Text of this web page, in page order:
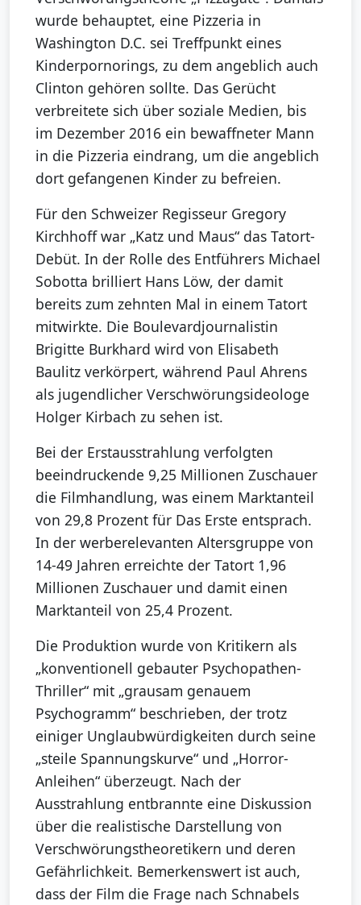
wurde behauptet, eine Pizzeria in
Washington D.C. sei Treffpunkt eines
Kinderpornorings, zu dem angeblich auch
Clinton gehören sollte. Das Gerücht
verbreitete sich über soziale Medien, bis
im Dezember 2016 ein bewaffneter Mann
in die Pizzeria eindrang, um die angeblich
dort gefangenen Kinder zu befreien.
Für den Schweizer Regisseur Gregory
Kirchhoff war „Katz und Maus“ das Tatort-
Debüt. In der Rolle des Entführers Michael
Sobotta brilliert Hans Löw, der damit
bereits zum zehnten Mal in einem Tatort
mitwirkte. Die Boulevardjournalistin
Brigitte Burkhard wird von Elisabeth
Baulitz verkörpert, während Paul Ahrens
als jugendlicher Verschwörungsideologe
Holger Kirbach zu sehen ist.
Bei der Erstausstrahlung verfolgten
beeindruckende 9,25 Millionen Zuschauer
die Filmhandlung, was einem Marktanteil
von 29,8 Prozent für Das Erste entsprach.
In der werberelevanten Altersgruppe von
14-49 Jahren erreichte der Tatort 1,96
Millionen Zuschauer und damit einen
Marktanteil von 25,4 Prozent.
Die Produktion wurde von Kritikern als
„konventionell gebauter Psychopathen-
Thriller“ mit „grausam genauem
Psychogramm“ beschrieben, der trotz
einiger Unglaubwürdigkeiten durch seine
„steile Spannungskurve“ und „Horror-
Anleihen“ überzeugt. Nach der
Ausstrahlung entbrannte eine Diskussion
über die realistische Darstellung von
Verschwörungstheoretikern und deren
Gefährlichkeit. Bemerkenswert ist auch,
dass der Film die Frage nach Schnabels